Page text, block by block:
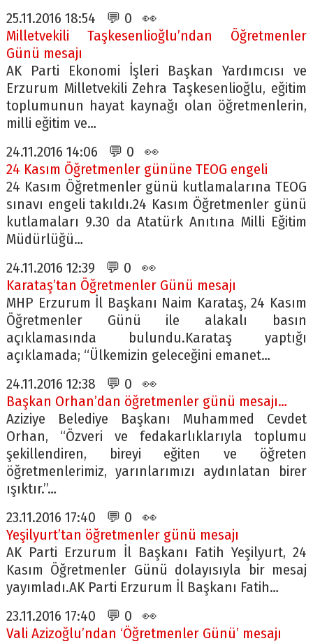
25.11.2016 18:54 💬 0 👀
Milletvekili Taşkesenlioğlu’ndan Öğretmenler
Günü mesajı
AK Parti Ekonomi İşleri Başkan Yardımcısı ve
Erzurum Milletvekili Zehra Taşkesenlioğlu, eğitim
toplumunun hayat kaynağı olan öğretmenlerin,
milli eğitim ve…
24.11.2016 14:06 💬 0 👀
24 Kasım Öğretmenler gününe TEOG engeli
24 Kasım Öğretmenler günü kutlamalarına TEOG
sınavı engeli takıldı.24 Kasım Öğretmenler günü
kutlamaları 9.30 da Atatürk Anıtına Milli Eğitim
Müdürlüğü…
24.11.2016 12:39 💬 0 👀
Karataş’tan Öğretmenler Günü mesajı
MHP Erzurum İl Başkanı Naim Karataş, 24 Kasım
Öğretmenler Günü ile alakalı basın
açıklamasında bulundu.Karataş yaptığı
açıklamada; “Ülkemizin geleceğini emanet…
24.11.2016 12:38 💬 0 👀
Başkan Orhan’dan öğretmenler günü mesajı…
Aziziye Belediye Başkanı Muhammed Cevdet
Orhan, “Özveri ve fedakarlıklarıyla toplumu
şekillendiren, bireyi eğiten ve öğreten
öğretmenlerimiz, yarınlarımızı aydınlatan birer
ışıktır.”…
23.11.2016 17:40 💬 0 👀
Yeşilyurt’tan öğretmenler günü mesajı
AK Parti Erzurum İl Başkanı Fatih Yeşilyurt, 24
Kasım Öğretmenler Günü dolayısıyla bir mesaj
yayımladı.AK Parti Erzurum İl Başkanı Fatih…
23.11.2016 17:40 💬 0 👀
Vali Azizoğlu’ndan ‘Öğretmenler Günü’ mesajı